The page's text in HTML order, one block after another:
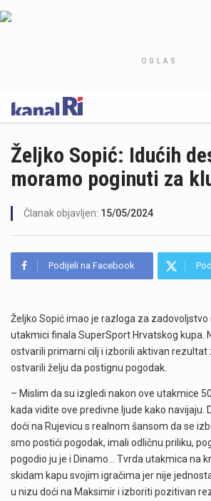
OGLAS
Željko Sopić: Idućih
moramo poginuti za
Članak objavljen: 15/05/2024
Podijeli na Facebook
Željko Sopić imao je razloga za
utakmici finala SuperSport Hrvatskog kupa.
ostvarili primarni cilj i izborili aktivan rezultat
ostvarili želju da postignu pogodak.
– Mislim da su izgledi nakon ove utakmice
kada vidite ove predivne ljude kako navijaju.
doći na Rujevicu s realnom šansom da se
smo postići pogodak, imali odličnu priliku,
pogodio ju je i Dinamo… Tvrda utakmica na
skidam kapu svojim igračima jer nije
u nizu doći na Maksimir i izboriti pozitivan